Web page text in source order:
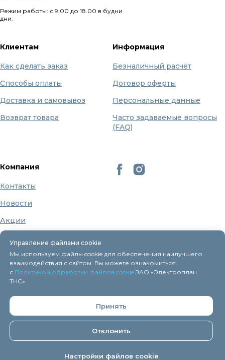
Управление файлами cookie
Мы используем файлы cookie для обеспечения наилучшего
взаимодействия с сайтом. Вы можете ознакомиться
с Политикой обработки файлов cookieЗАО «Электроплан
ТНС»
Принять
Отклонить
Настройки файлов cookie
Режим работы: с 9.00 до 18.00 в будни
дни.
Клиентам
Как сделать заказ
Способы оплаты
Доставка и самовывоз
Возврат товара
Информация
Безналичный расчёт
Договор оферты
Персональные данные
Часто задаваемые вопросы
(FAQ)
Компания
Контакты
Новости
Акции
Бренды
О нас
Регистрация в торговом реестре 9 декабря 2015г.
Дата включения сведений об интернет-магазине
eplan.by в Торговый реестр Республики Беларусь -
11.04.2018, № регистрации 41254.
ЗАО "Электроплан ТНС" © 2005-2026.